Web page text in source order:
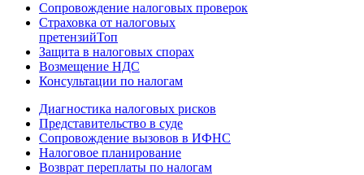
Сопровождение налоговых проверок
Страховка от налоговых
претензийТоп
Защита в налоговых спорах
Возмещение НДС
Консультации по налогам
Диагностика налоговых рисков
Представительство в суде
Сопровождение вызовов в ИФНС
Налоговое планирование
Возврат переплаты по налогам